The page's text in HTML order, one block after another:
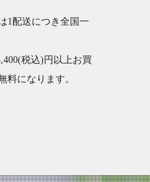
1配送につき全国一
税込)円以上お買
料になります。